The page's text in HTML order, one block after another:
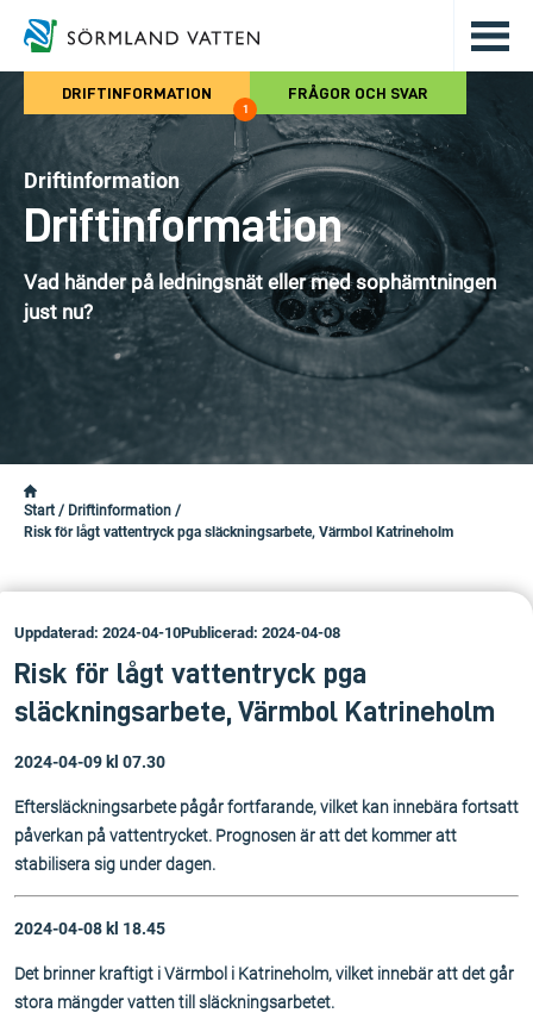
Hoppa till det huvudsakliga
DRIFTINFORMATION
1
FRÅGOR OCH SVAR
Driftinformation
Driftinformation
Vad händer på ledningsnät eller med sophämtningen
just nu?
Start / Driftinformation /
Risk för lågt vattentryck pga släckningsarbete, Värmbol Katrineholm
Uppdaterad: 2024-04-10Publicerad: 2024-04-08
Risk för lågt vattentryck pga
släckningsarbete, Värmbol Katrineholm
2024-04-09 kl 07.30
Eftersläckningsarbete pågår fortfarande, vilket kan innebära fortsatt
påverkan på vattentrycket. Prognosen är att det kommer att
stabilisera sig under dagen.
2024-04-08 kl 18.45
Det brinner kraftigt i Värmbol i Katrineholm, vilket innebär att det går
stora mängder vatten till släckningsarbetet.